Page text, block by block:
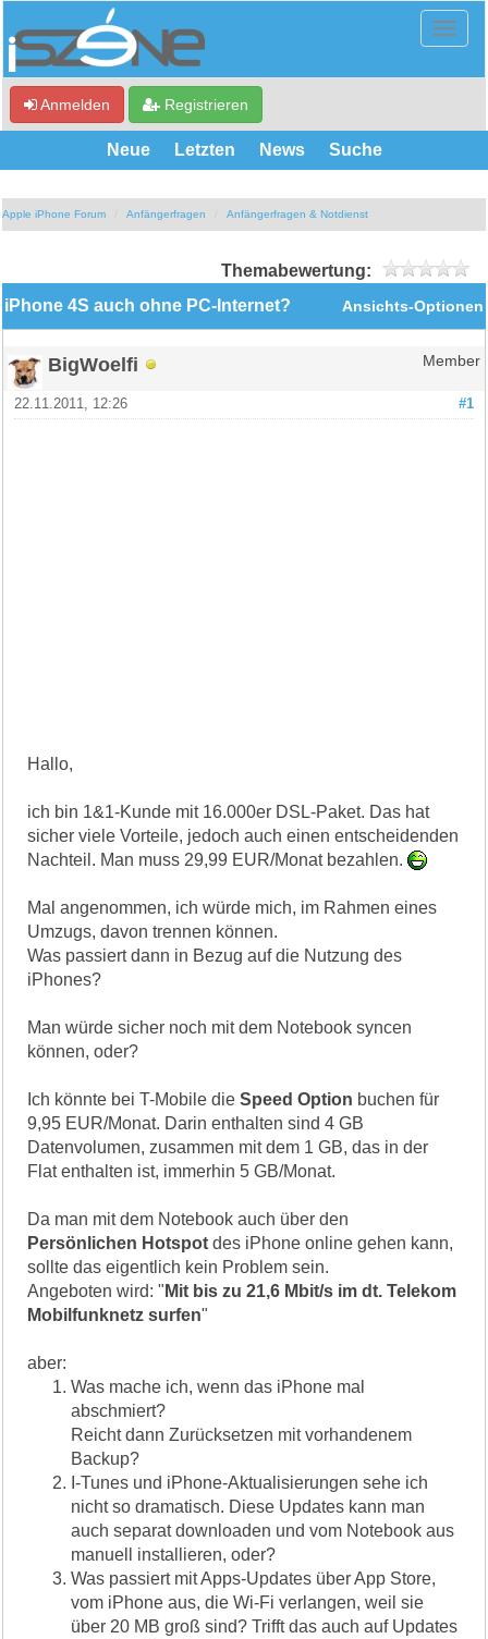
Anmelden Registrieren
Neue Letzten News Suche
Apple iPhone Forum Anfängerfragen Anfängerfragen & Notdienst
Themabewertung:
Ansichts-Optionen
iPhone 4S auch ohne PC-Internet?
BigWoelfi Member
#1
22.11.2011, 12:26
Hallo,
ich bin 1&1-Kunde mit 16.000er DSL-Paket. Das hat
sicher viele Vorteile, jedoch auch einen entscheidenden
Nachteil. Man muss 29,99 EUR/Monat bezahlen.
Mal angenommen, ich würde mich, im Rahmen eines
Umzugs, davon trennen können.
Was passiert dann in Bezug auf die Nutzung des
iPhones?
Man würde sicher noch mit dem Notebook syncen
können, oder?
Ich könnte bei T-Mobile dieSpeed Option buchen für
9,95 EUR/Monat. Darin enthalten sind 4 GB
Datenvolumen, zusammen mit dem 1 GB, das in der
Flat enthalten ist, immerhin 5 GB/Monat.
Da man mit dem Notebook auch über den
Persönlichen Hotspot des iPhone online gehen kann,
sollte das eigentlich kein Problem sein.
Angeboten wird: " Mit bis zu 21,6 Mbit/s im dt. Telekom
Mobilfunknetz surfen"
aber:
Was mache ich, wenn das iPhone mal
abschmiert?
Reicht dann Zurücksetzen mit vorhandenem
Backup?
I-Tunes und iPhone-Aktualisierungen sehe ich
nicht so dramatisch. Diese Updates kann man
auch separat downloaden und vom Notebook aus
manuell installieren, oder?
Was passiert mit Apps-Updates über App Store,
vom iPhone aus, die Wi-Fi verlangen, weil sie
über 20 MB groß sind? Trifft das auch auf Updates